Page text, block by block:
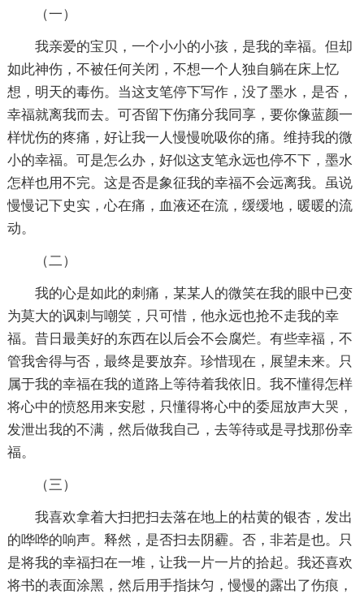
（一）
我亲爱的宝贝，一个小小的小孩，是我的幸福。但却
如此神伤，不被任何关闭，不想一个人独自躺在床上忆
想，明天的毒伤。当这支笔停下写作，没了墨水，是否，
幸福就离我而去。可否留下伤痛分我同享，要你像蓝颜一
样忧伤的疼痛，好让我一人慢慢吮吸你的痛。维持我的微
小的幸福。可是怎么办，好似这支笔永远也停不下，墨水
怎样也用不完。这是否是象征我的幸福不会远离我。虽说
慢慢记下史实，心在痛，血液还在流，缓缓地，暖暖的流
动。
（二）
我的心是如此的刺痛，某某人的微笑在我的眼中已变
为莫大的讽刺与嘲笑，只可惜，他永远也抢不走我的幸
福。昔日最美好的东西在以后会不会腐烂。有些幸福，不
管我舍得与否，最终是要放弃。珍惜现在，展望未来。只
属于我的幸福在我的道路上等待着我依旧。我不懂得怎样
将心中的愤怒用来安慰，只懂得将心中的委屈放声大哭，
发泄出我的不满，然后做我自己，去等待或是寻找那份幸
福。
（三）
我喜欢拿着大扫把扫去落在地上的枯黄的银杏，发出
的哗哗的响声。释然，是否扫去阴霾。否，非若是也。只
是将我的幸福扫在一堆，让我一片一片的拾起。我还喜欢
将书的表面涂黑，然后用手指抹匀，慢慢的露出了伤痕，